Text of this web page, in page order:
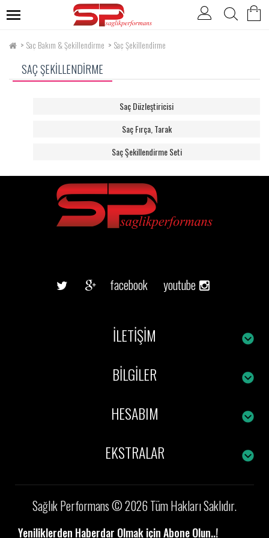
Saç Bakım & Şekillendirme Saç Şekillendirme
SAÇ ŞEKILLENDIRME
Saç Düzleştiricisi
Saç Fırça, Tarak
Saç Şekillendirme Seti
facebook youtube
İLETIŞIM
BILGILER
HESABIM
EKSTRALAR
Sağlık Performans © 2026 Tüm Hakları Saklıdır.
Yeniliklerden Haberdar Olmak için Abone Olun..!